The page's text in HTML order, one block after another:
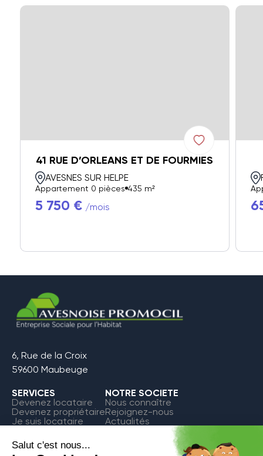
41 RUE D’ORLEANS ET DE FOURMIES
AVESNES SUR HELPE
Appartement 0 pièces 435 m²
5 750 € /mois
6, Rue de la Croix
59600 Maubeuge
SERVICES
Devenez locataire
Devenez propriétaire
Je suis locataire
NOTRE SOCIETE
Nous connaître
Rejoignez-nous
Actualités